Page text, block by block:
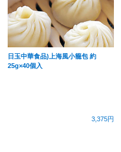
日玉中華食品)上海風小籠包 約
25g×40個入
3,375円